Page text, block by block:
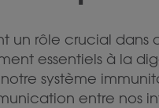
un rôle crucial dans
essentiels à la
système
entre nos